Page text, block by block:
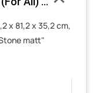
x 81,2 x 35,2 cm,
matt"